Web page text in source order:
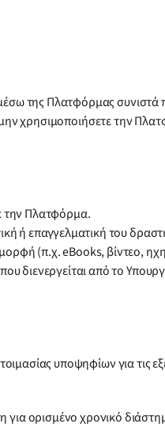
της Πλατφόρμας
χρησιμοποιήσετε την
την Πλατφόρμα.
ή επαγγελματική του
(π.χ. eBooks, βίντεο,
διενεργείται από το
υποψηφίων για τις
ορισμένο χρονικό